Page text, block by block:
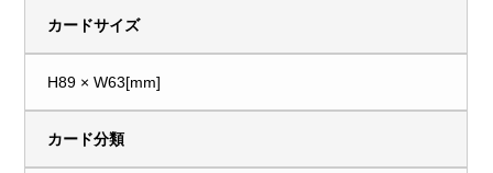
カードサイズ
H89 × W63[mm]
カード分類